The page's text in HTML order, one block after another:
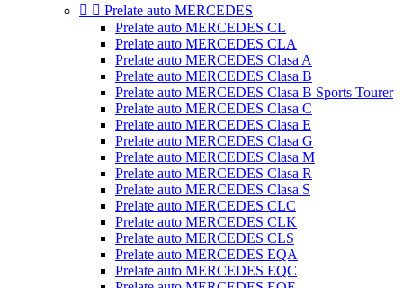
  Prelate auto MERCEDES
Prelate auto MERCEDES CL
Prelate auto MERCEDES CLA
Prelate auto MERCEDES Clasa A
Prelate auto MERCEDES Clasa B
Prelate auto MERCEDES Clasa B Sports Tourer
Prelate auto MERCEDES Clasa C
Prelate auto MERCEDES Clasa E
Prelate auto MERCEDES Clasa G
Prelate auto MERCEDES Clasa M
Prelate auto MERCEDES Clasa R
Prelate auto MERCEDES Clasa S
Prelate auto MERCEDES CLC
Prelate auto MERCEDES CLK
Prelate auto MERCEDES CLS
Prelate auto MERCEDES EQA
Prelate auto MERCEDES EQC